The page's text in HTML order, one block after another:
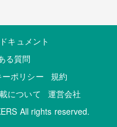
キュメント
る質問
ーポリシー
規約
について
運営会社
All rights reserved.